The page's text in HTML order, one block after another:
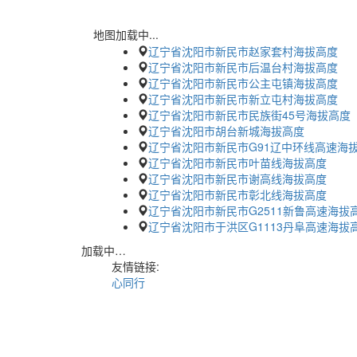
地图加载中...
辽宁省沈阳市新民市赵家套村海拔高度
辽宁省沈阳市新民市后温台村海拔高度
辽宁省沈阳市新民市公主屯镇海拔高度
辽宁省沈阳市新民市新立屯村海拔高度
辽宁省沈阳市新民市民族街45号海拔高度
辽宁省沈阳市胡台新城海拔高度
辽宁省沈阳市新民市G91辽中环线高速海
辽宁省沈阳市新民市叶苗线海拔高度
辽宁省沈阳市新民市谢高线海拔高度
辽宁省沈阳市新民市彰北线海拔高度
辽宁省沈阳市新民市G2511新鲁高速海拔
辽宁省沈阳市于洪区G1113丹阜高速海拔
加载中…
友情链接:
心同行